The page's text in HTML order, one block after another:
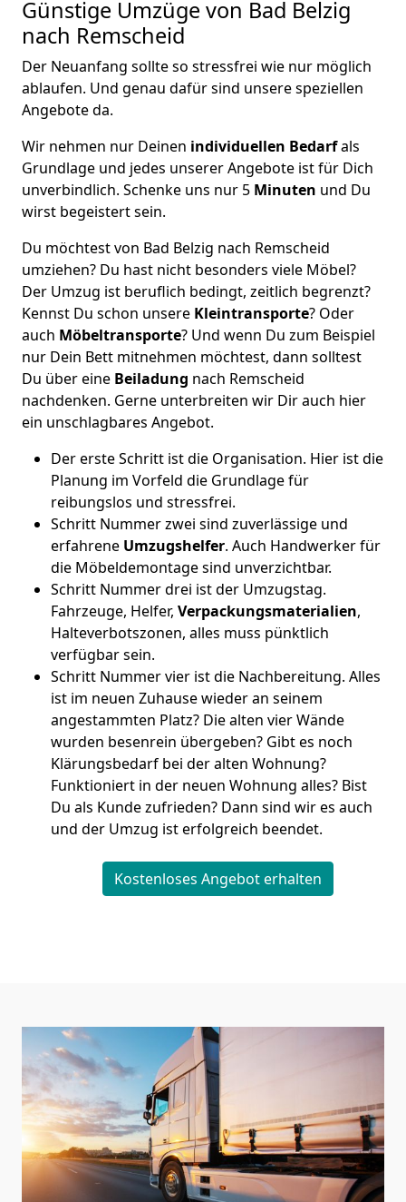
Günstige Umzüge von Bad Belzig
nach Remscheid
Der Neuanfang sollte so stressfrei wie nur möglich
ablaufen. Und genau dafür sind unsere speziellen
Angebote da.
Wir nehmen nur Deinen individuellen Bedarfals
Grundlage und jedes unserer Angebote ist für Dich
unverbindlich. Schenke uns nur 5 Minuten und Du
wirst begeistert sein.
Du möchtest von Bad Belzig nach Remscheid
umziehen? Du hast nicht besonders viele Möbel?
Der Umzug ist beruflich bedingt, zeitlich begrenzt?
Kennst Du schon unsere Kleintransporte? Oder
auch Möbeltransporte? Und wenn Du zum Beispiel
nur Dein Bett mitnehmen möchtest, dann solltest
Du über eine Beiladung nach Remscheid
nachdenken. Gerne unterbreiten wir Dir auch hier
ein unschlagbares Angebot.
Der erste Schritt ist die Organisation. Hier ist die
Planung im Vorfeld die Grundlage für
reibungslos und stressfrei.
Schritt Nummer zwei sind zuverlässige und
erfahrene Umzugshelfer. Auch Handwerker für
die Möbeldemontage sind unverzichtbar.
Schritt Nummer drei ist der Umzugstag.
Fahrzeuge, Helfer, Verpackungsmaterialien,
Halteverbotszonen, alles muss pünktlich
verfügbar sein.
Schritt Nummer vier ist die Nachbereitung. Alles
ist im neuen Zuhause wieder an seinem
angestammten Platz? Die alten vier Wände
wurden besenrein übergeben? Gibt es noch
Klärungsbedarf bei der alten Wohnung?
Funktioniert in der neuen Wohnung alles? Bist
Du als Kunde zufrieden? Dann sind wir es auch
und der Umzug ist erfolgreich beendet.
Kostenloses Angebot erhalten